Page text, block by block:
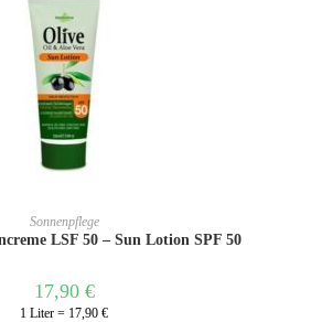
DEN WARENKORB
Sonnenpflege
LSF 50 – Sun Lotion SPF 50
17,90 €
1 Liter = 17,90 €